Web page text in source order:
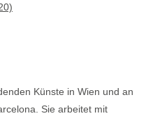
Künste in Wien und an
Sie arbeitet mit